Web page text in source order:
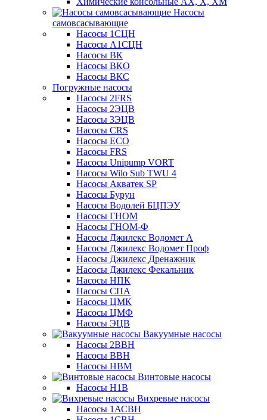
Насосы
самовсасывающие
Насосы 1СЦН
Насосы А1СЦН
Насосы ВК
Насосы ВКО
Насосы ВКС
Погружные насосы
Насосы 2FRS
Насосы 2ЭЦВ
Насосы 3ЭЦВ
Насосы CRS
Насосы ECO
Насосы FRS
Насосы Unipump VORT
Насосы Wilo Sub TWU 4
Насосы Акватек SP
Насосы Бурун
Насосы Водолей БЦПЭУ
Насосы ГНОМ
Насосы ГНОМ-Ф
Насосы Джилекс Водомет А
Насосы Джилекс Водомет Проф
Насосы Джилекс Дренажник
Насосы Джилекс Фекальник
Насосы НПК
Насосы СПА
Насосы ЦМК
Насосы ЦМФ
Насосы ЭЦВ
Вакуумные насосы
Насосы 2ВВН
Насосы ВВН
Насосы НВМ
Винтовые насосы
Насосы Н1В
Вихревые насосы
Насосы 1АСВН